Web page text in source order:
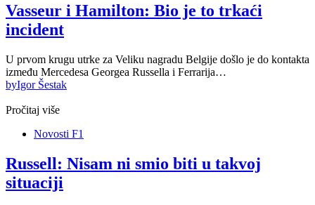
Vasseur i Hamilton: Bio je to trkaći
incident
U prvom krugu utrke za Veliku nagradu Belgije došlo je do kontakta
između Mercedesa Georgea Russella i Ferrarija…
byIgor Šestak
Pročitaj više
Novosti F1
Russell: Nisam ni smio biti u takvoj
situaciji